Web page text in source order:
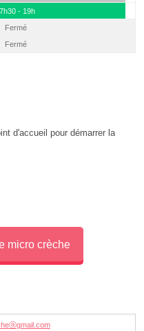
7h30 - 19h
Fermé
Fermé
d'accueil pour démarrer la
micro crèche